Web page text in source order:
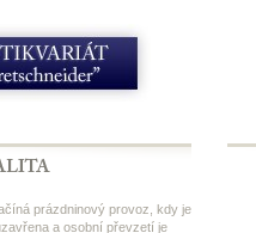
prázdninový provoz, kdy je
a osobní převzetí je